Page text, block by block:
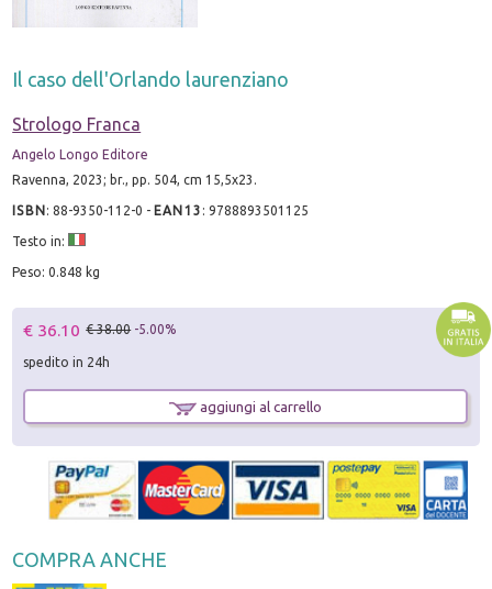
Il caso dell'Orlando laurenziano
Strologo Franca
Angelo Longo Editore
Ravenna, 2023; br., pp. 504, cm 15,5x23.
ISBN:88-9350-112-0 - EAN13 :9788893501125
Testo in:
Peso: 0.848 kg
€ 36.10 € 38.00 -5.00%
spedito in 24h
aggiungi al carrello
COMPRA ANCHE